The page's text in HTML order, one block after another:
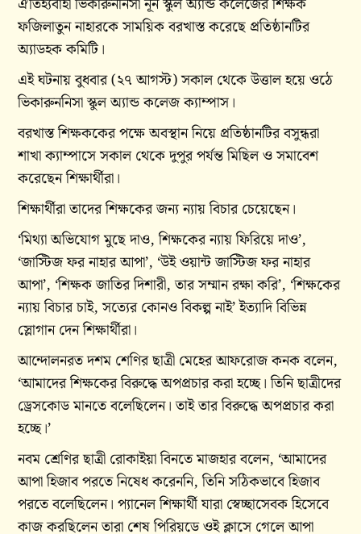
ফজিলাতুন নাহারকে সাময়িক বরখাস্ত করেছে প্রতিষ্ঠানটির
অ্যাডহক কমিটি।
এই ঘটনায় বুধবার (২৭ আগস্ট) সকাল থেকে উত্তাল হয়ে ওঠে
ভিকারুননিসা স্কুল অ্যান্ড কলেজ ক্যাম্পাস।
বরখাস্ত শিক্ষককের পক্ষে অবস্থান নিয়ে প্রতিষ্ঠানটির বসুন্ধরা
শাখা ক্যাম্পাসে সকাল থেকে দুপুর পর্যন্ত মিছিল ও সমাবেশ
করেছেন শিক্ষার্থীরা।
শিক্ষার্থীরা তাদের শিক্ষকের জন্য ন্যায় বিচার চেয়েছেন।
‘মিথ্যা অভিযোগ মুছে দাও, শিক্ষকের ন্যায় ফিরিয়ে দাও’,
‘জাস্টিজ ফর নাহার আপা’, ‘উই ওয়ান্ট জাস্টিজ ফর নাহার
আপা’, ‘শিক্ষক জাতির দিশারী, তার সম্মান রক্ষা করি’, ‘শিক্ষকের
ন্যায় বিচার চাই, সত্যের কোনও বিকল্প নাই’ ইত্যাদি বিভিন্ন
স্লোগান দেন শিক্ষার্থীরা।
আন্দোলনরত দশম শেণির ছাত্রী মেহের আফরোজ কনক বলেন,
‘আমাদের শিক্ষকের বিরুদ্ধে অপপ্রচার করা হচ্ছে। তিনি ছাত্রীদের
ড্রেসকোড মানতে বলেছিলেন। তাই তার বিরুদ্ধে অপপ্রচার করা
হচ্ছে।’
নবম শ্রেণির ছাত্রী রোকাইয়া বিনতে মাজহার বলেন, ‘আমাদের
আপা হিজাব পরতে নিষেধ করেননি, তিনি সঠিকভাবে হিজাব
পরতে বলেছিলেন। প্যানেল শিক্ষার্থী যারা স্বেচ্ছাসেবক হিসেবে
কাজ করছিলেন তারা শেষ পিরিয়ডে ওই ক্লাসে গেলে আপা